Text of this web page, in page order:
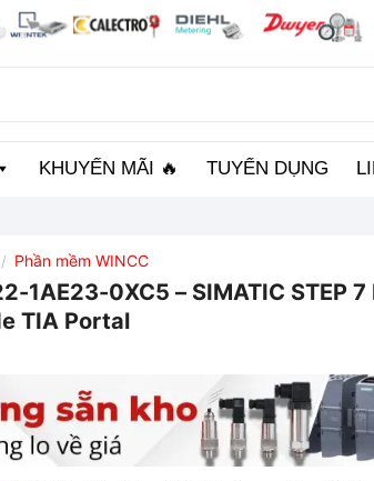
KHUYẾN MÃI 🔥 TUYỂN DỤNG
/ Phần mềm WINCC
1AE23-0XC5 – SIMATIC STEP
TIA Portal